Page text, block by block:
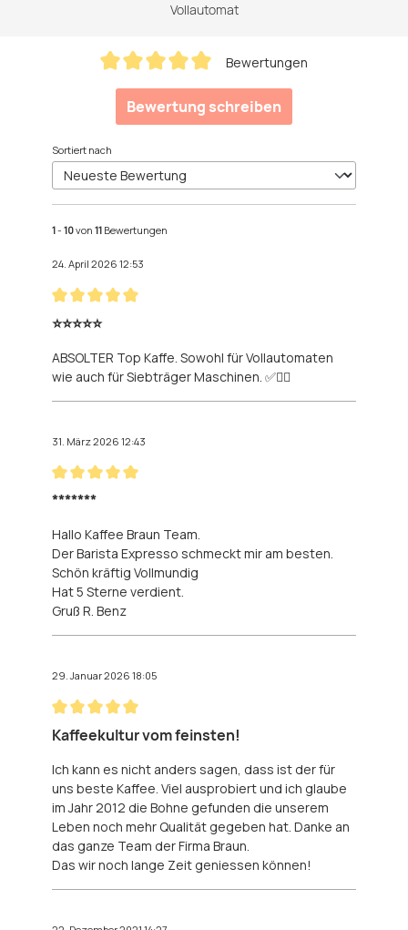
Vollautomat
Bewertungen
Bewertung schreiben
Sortiert nach
1-10von11 Bewertungen
24. April 2026 12:53
Bewertung mit 5 von 5 Sternen
⭐️⭐️⭐️⭐️⭐️
ABSOLTER Top Kaffe. Sowohl für Vollautomaten
wie auch für Siebträger Maschinen. ✅👍🏻
31. März 2026 12:43
Bewertung mit 5 von 5 Sternen
*******
Hallo Kaffee Braun Team.
Der Barista Expresso schmeckt mir am besten.
Schön kräftig Vollmundig
Hat 5 Sterne verdient.
Gruß R. Benz
29. Januar 2026 18:05
Bewertung mit 5 von 5 Sternen
Kaffeekultur vom feinsten!
Ich kann es nicht anders sagen, dass ist der für
uns beste Kaffee. Viel ausprobiert und ich glaube
im Jahr 2012 die Bohne gefunden die unserem
Leben noch mehr Qualität gegeben hat. Danke an
das ganze Team der Firma Braun.
Das wir noch lange Zeit geniessen können!